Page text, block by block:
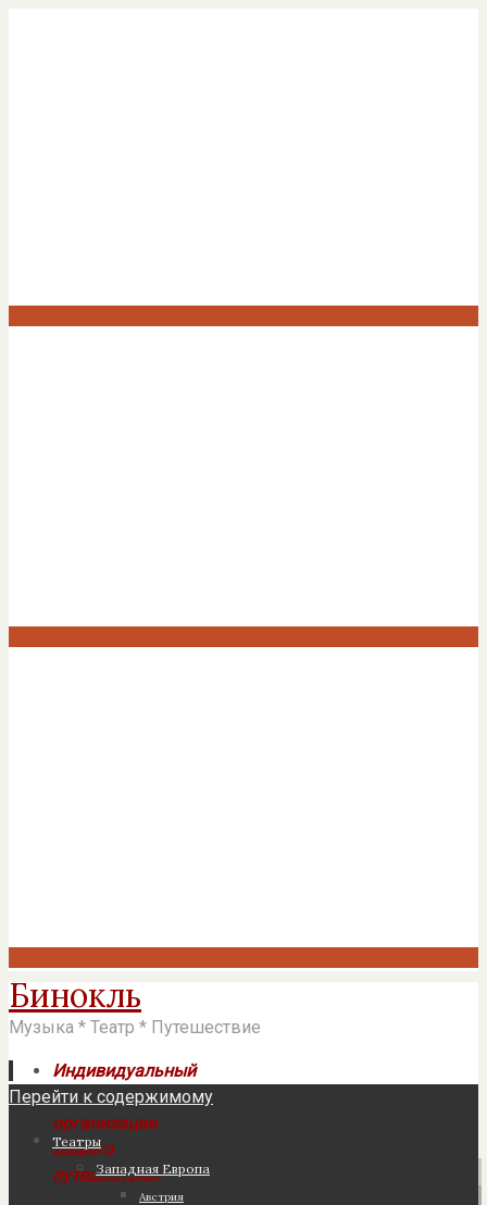
Бинокль
Музыка * Театр * Путешествие
Индивидуальный
подход к
организации
Вашего
путешествия!
Перейти к содержимому
Театры
Западная Европа
Австрия